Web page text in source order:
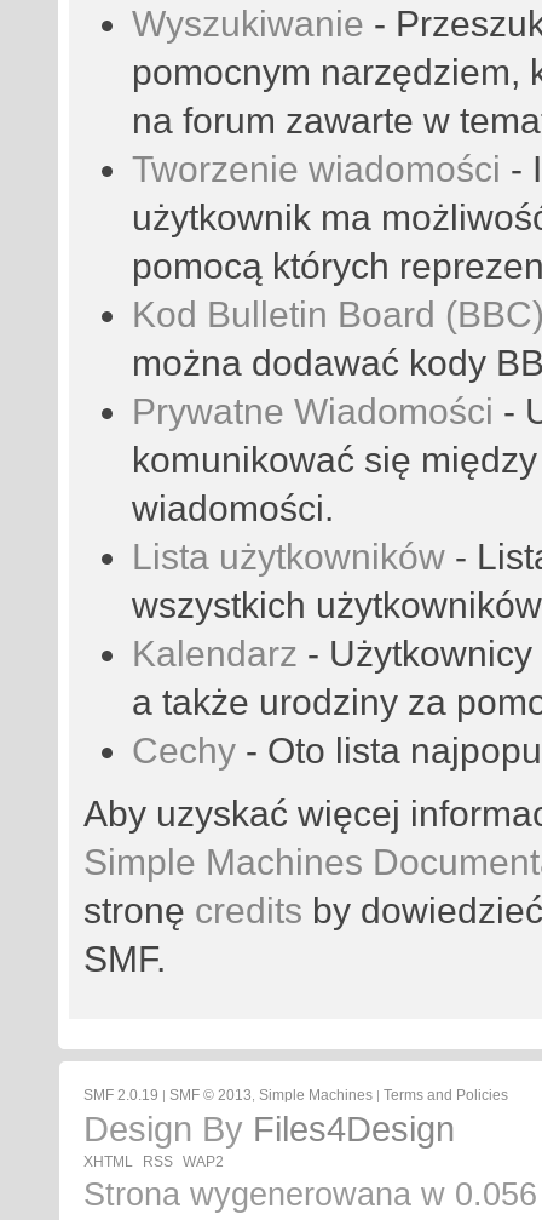
Wyszukiwanie -
pomocnym narzędziem,
na forum zawarte w
Tworzenie wiadomości -
użytkownik ma
pomocą których
Kod Bulletin Board
można dodawać kody
Prywatne Wiadomości -
komunikować się
wiadomości.
Lista użytkowników -
wszystkich
Kalendarz -
a także urodziny za
Cechy - Oto lista
Aby uzyskać więcej
Simple Machines
stronę credits by
SMF.
SMF 2.0.19 | SMF © 2013 Simple Machines | Terms and Policies
Design By Files4Design
XHTML RSS WAP2
Strona wygenerowana w